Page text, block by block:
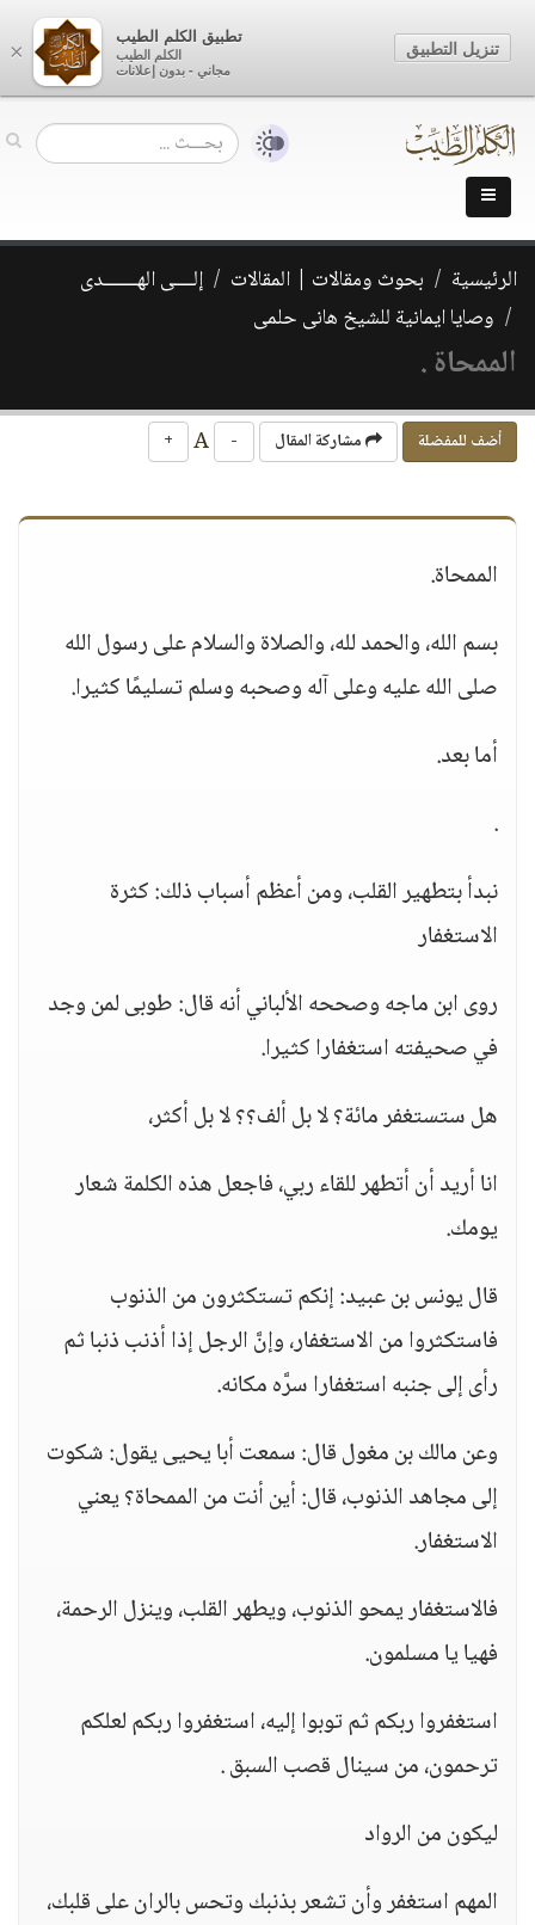
الرئيسية بحوث ومقالات | المقالات
إلــــى الهـــــــدى
وصايا ايمانية للشيخ هانى حلمى
الممحاة .
أضف للمفضلة مشاركة المقال -
+
الممحاة.
بسم الله، والحمد لله، والصلاة والسلام على رسول الله
صلى الله عليه وعلى آله وصحبه وسلم تسليمًا كثيرا.
أما بعد.
.
نبدأ بتطهير القلب، ومن أعظم أسباب ذلك: كثرة
الاستغفار
روى ابن ماجه وصححه الألباني أنه قال: طوبى لمن وجد
في صحيفته استغفارا كثيرا.
هل ستستغفر مائة؟ لا بل ألف؟؟ لا بل أكثر،
انا أريد أن أتطهر للقاء ربي، فاجعل هذه الكلمة شعار
يومك.
قال يونس بن عبيد: إنكم تستكثرون من الذنوب
فاستكثروا من الاستغفار، وإنَّ الرجل إذا أذنب ذنبا ثم
رأى إلى جنبه استغفارا سرَّه مكانه.
وعن مالك بن مغول قال: سمعت أبا يحيى يقول: شكوت
إلى مجاهد الذنوب، قال: أين أنت من الممحاة؟ يعني
الاستغفار.
فالاستغفار يمحو الذنوب، ويطهر القلب، وينزل الرحمة،
فهيا يا مسلمون.
استغفروا ربكم ثم توبوا إليه، استغفروا ربكم لعلكم
ترحمون، من سينال قصب السبق .
ليكون من الرواد
المهم استغفر وأن تشعر بذنبك وتحس بالران على قلبك،
×
تطبيق الكلم الطيب
الكلم الطيب
مجاني - بدون إعلانات
تنزيل التطبيق